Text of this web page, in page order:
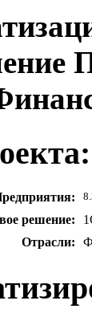
решение:
Отрасли: